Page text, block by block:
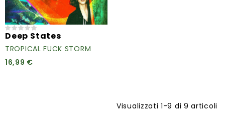
Deep States
TROPICAL FUCK STORM
16,99 €
Visualizzati 1-9 di 9 articoli